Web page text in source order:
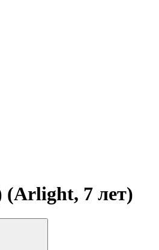
(Arlight, 7 лет)